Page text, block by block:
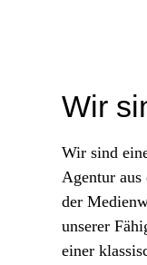
Wir
Wir sind
Agentur aus
der
unserer
einer